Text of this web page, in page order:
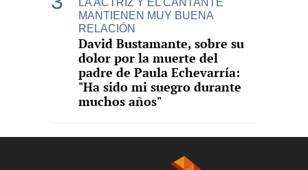
LA ACTRIZ Y EL CANTANTE
MANTIENEN MUY BUENA
RELACIÓN
David Bustamante, sobre su
dolor por la muerte del
padre de Paula Echevarría:
"Ha sido mi suegro durante
muchos años"